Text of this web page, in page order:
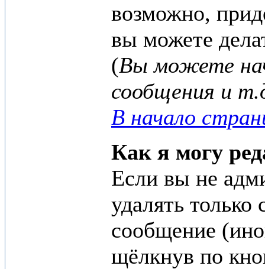
возможно,
вы можете
(Вы можете
сообщения и
В начало
Как я могу
Если вы не
удалять
сообщение
щёлкнув по